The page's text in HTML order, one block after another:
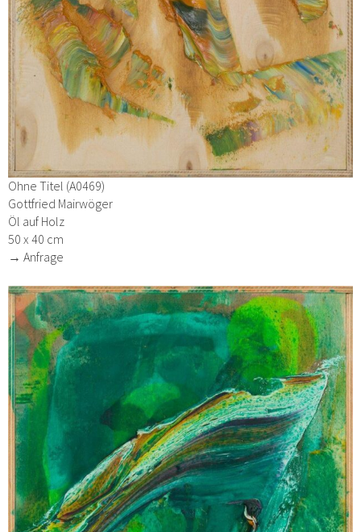
Ohne Titel (A0469)
Gottfried Mairwöger
Öl auf Holz
50 x 40 cm
→ Anfrage